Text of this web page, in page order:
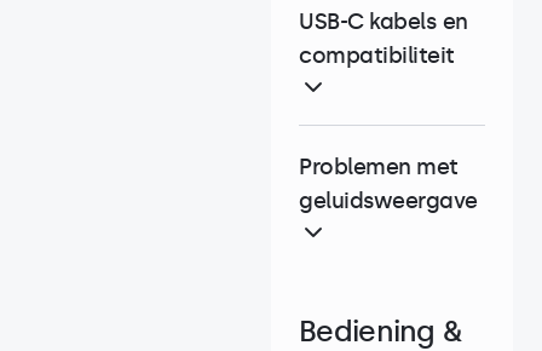
USB-C kabels en
compatibiliteit
Problemen met
geluidsweergave
Bediening &